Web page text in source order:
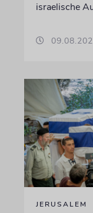
israelische
JERUSALEM